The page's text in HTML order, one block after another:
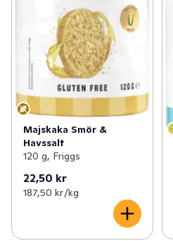
Majskaka Smör &
Havssalt
120 g, Friggs
22,50 kr
187,50 kr /kg